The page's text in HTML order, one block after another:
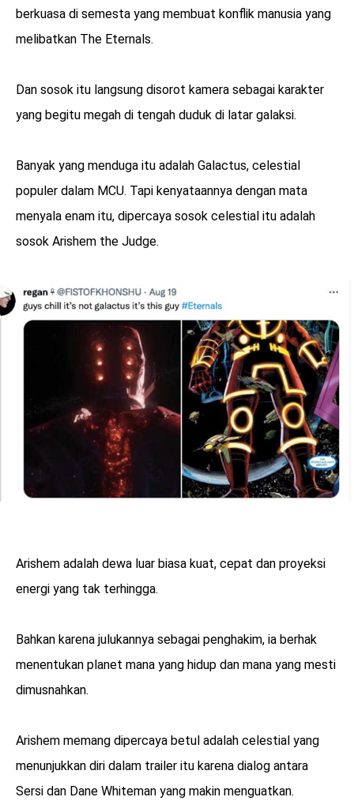
berkuasa di semesta yang membuat konflik manusia yang
melibatkan The Eternals.
Dan sosok itu langsung disorot kamera sebagai karakter
yang begitu megah di tengah duduk di latar galaksi.
Banyak yang menduga itu adalah Galactus, celestial
populer dalam MCU. Tapi kenyataannya dengan mata
menyala enam itu, dipercaya sosok celestial itu adalah
sosok Arishem the Judge.
Arishem adalah dewa luar biasa kuat, cepat dan proyeksi
energi yang tak terhingga.
Bahkan karena julukannya sebagai penghakim, ia berhak
menentukan planet mana yang hidup dan mana yang mesti
dimusnahkan.
Arishem memang dipercaya betul adalah celestial yang
menunjukkan diri dalam trailer itu karena dialog antara
Sersi dan Dane Whiteman yang makin menguatkan.